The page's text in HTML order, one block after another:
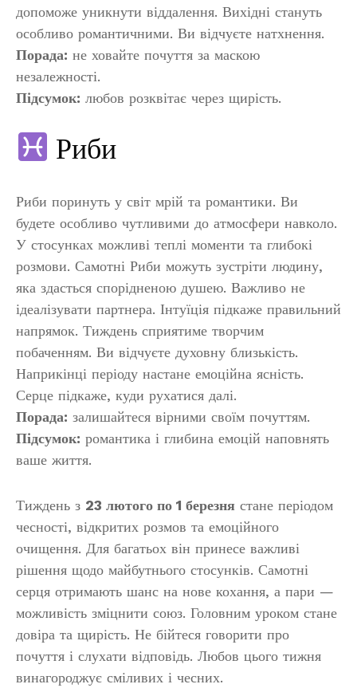
допоможе уникнути віддалення. Вихідні стануть
особливо романтичними. Ви відчуєте натхнення.
Порада: не ховайте почуття за маскою
незалежності.
Підсумок: любов розквітає через щирість.
Риби
Риби поринуть у світ мрій та романтики. Ви
будете особливо чутливими до атмосфери навколо.
У стосунках можливі теплі моменти та глибокі
розмови. Самотні Риби можуть зустріти людину,
яка здасться спорідненою душею. Важливо не
ідеалізувати партнера. Інтуїція підкаже правильний
напрямок. Тиждень сприятиме творчим
побаченням. Ви відчуєте духовну близькість.
Наприкінці періоду настане емоційна ясність.
Серце підкаже, куди рухатися далі.
Порада: залишайтеся вірними своїм почуттям.
Підсумок: романтика і глибина емоцій наповнять
ваше життя.
Тиждень з 23 лютого по 1 березня стане періодом
чесності, відкритих розмов та емоційного
очищення. Для багатьох він принесе важливі
рішення щодо майбутнього стосунків. Самотні
серця отримають шанс на нове кохання, а пари —
можливість зміцнити союз. Головним уроком стане
довіра та щирість. Не бійтеся говорити про
почуття і слухати відповідь. Любов цього тижня
винагороджує сміливих і чесних.